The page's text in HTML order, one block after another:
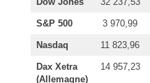
S&P 500 3 970,99
Nasdaq 11 823,96
Dax Xetra
(Allemagne)
14 957,23